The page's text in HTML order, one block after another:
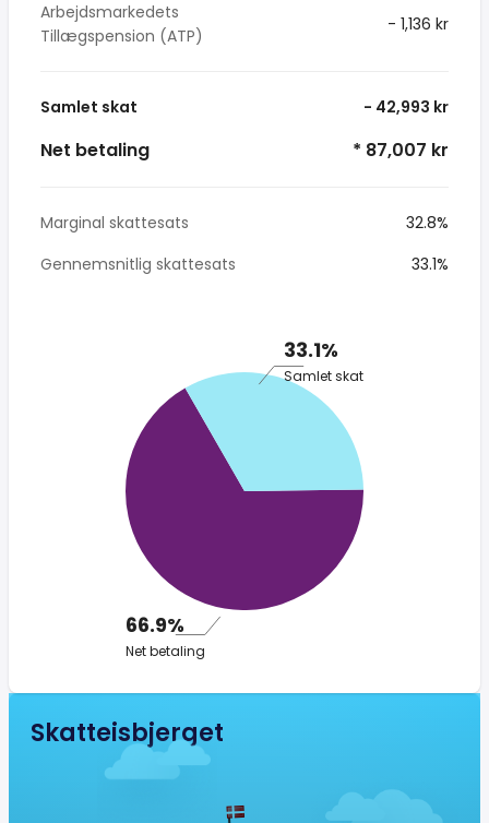
Arbejdsmarkedets
Tillægspension (ATP)
- 1,136 kr
Samlet skat - 42,993 kr
Net betaling * 87,007 kr
Marginal skattesats
32.8%
Gennemsnitlig skattesats
33.1%
33.1%
Samlet skat
66.9%
Net betaling
Skatteisbjerget